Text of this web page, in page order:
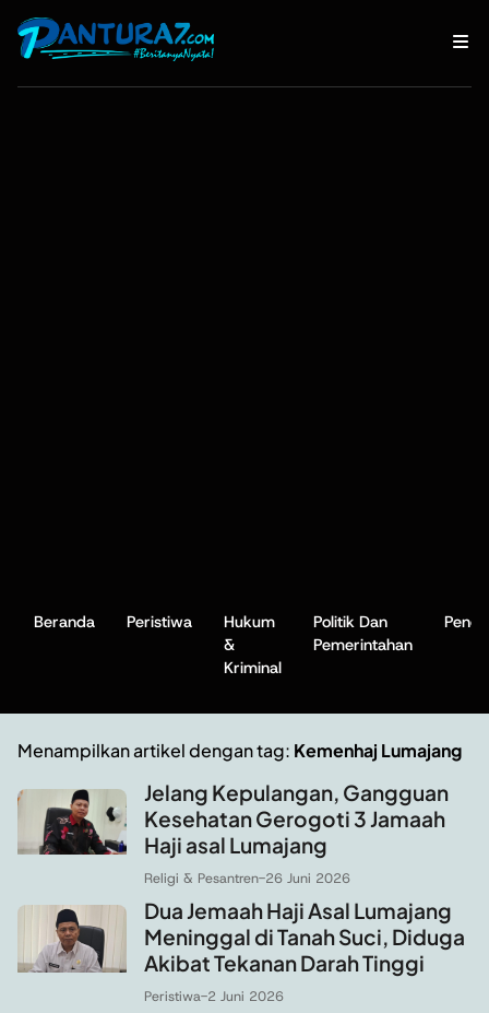
Beranda Peristiwa
Hukum
&
Kriminal
Politik Dan
Pemerintahan
Menampilkan artikel dengan tag: Kemenhaj Lumajang
Jelang Kepulangan, Gangguan
Kesehatan Gerogoti 3 Jamaah
Haji asal Lumajang
Religi & Pesantren-26 Juni 2026
Dua Jemaah Haji Asal Lumajang
Meninggal di Tanah Suci, Diduga
Akibat Tekanan Darah Tinggi
Peristiwa-2 Juni 2026